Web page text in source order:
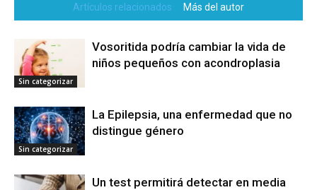
Artículos relacionados Más del autor
Sin categorizar
Vosoritida podría cambiar la vida de
niños pequeños con acondroplasia
Sin categorizar
La Epilepsia, una enfermedad que no
distingue género
Un test permitirá detectar en media